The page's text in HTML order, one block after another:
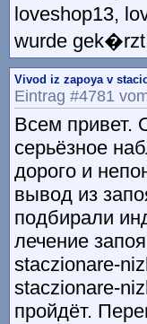
loveshop13,
wurde
Vivod iz zapoya v
Eintrag #4781
Всем привет.
серьёзное
дорого и
вывод из
подбирали
лечение
staczionare-
staczionare-
пройдёт.